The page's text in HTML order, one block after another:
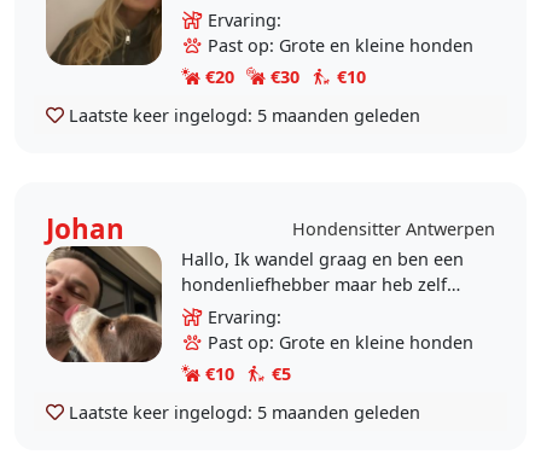
middelbaar. Momenteel doe ik een
tussenjaar en ik heb net 6 maanden
in Frankrijk gezeten..
Ervaring:
Past op: Grote en kleine honden
€20
€30
€10
Laatste keer ingelogd: 5 maanden geleden
Johan
Hondensitter Antwerpen
Hallo, Ik wandel graag en ben een
hondenliefhebber maar heb zelf
nog geen hond. Wel enkele
vrienden en in de familie. Vooraleer
een hond in huis te..
Ervaring:
Past op: Grote en kleine honden
€10
€5
Laatste keer ingelogd: 5 maanden geleden